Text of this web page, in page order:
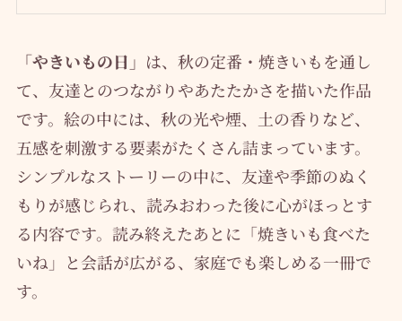
「やきいもの日」 は、秋の定番・焼きいもを通し
て、友達とのつながりやあたたかさを描いた作品
です。絵の中には、秋の光や煙、土の香りなど、
五感を刺激する要素がたくさん詰まっています。
シンプルなストーリーの中に、友達や季節のぬく
もりが感じられ、読みおわった後に心がほっとす
る内容です。読み終えたあとに「焼きいも食べた
いね」と会話が広がる、家庭でも楽しめる一冊で
す。